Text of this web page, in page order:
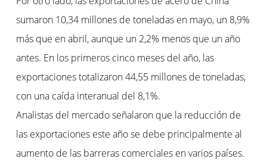
sumaron 10,34 millones de toneladas en mayo, un 8,9%
más que en abril, aunque un 2,2% menos que un año
antes. En los primeros cinco meses del año, las
exportaciones totalizaron 44,55 millones de toneladas,
con una caída interanual del 8,1%.
Analistas del mercado señalaron que la reducción de
las exportaciones este año se debe principalmente al
aumento de las barreras comerciales en varios países.